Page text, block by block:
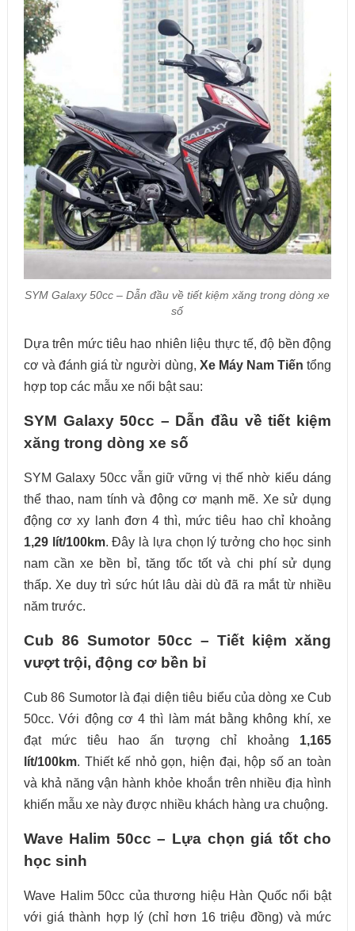
SYM Galaxy 50cc – Dẫn đầu về tiết kiệm xăng trong dòng xe
số
Dựa trên mức tiêu hao nhiên liệu thực tế, độ bền động
cơ và đánh giá từ người dùng, Xe Máy Nam Tiến tổng
hợp top các mẫu xe nổi bật sau:
SYM Galaxy 50cc – Dẫn đầu về tiết kiệm
xăng trong dòng xe số
SYM Galaxy 50cc vẫn giữ vững vị thế nhờ kiểu dáng
thể thao, nam tính và động cơ mạnh mẽ. Xe sử dụng
động cơ xy lanh đơn 4 thì, mức tiêu hao chỉ khoảng
1,29 lít/100km. Đây là lựa chọn lý tưởng cho học sinh
nam cần xe bền bỉ, tăng tốc tốt và chi phí sử dụng
thấp. Xe duy trì sức hút lâu dài dù đã ra mắt từ nhiều
năm trước.
Cub 86 Sumotor 50cc – Tiết kiệm xăng
vượt trội, động cơ bền bỉ
Cub 86 Sumotor là đại diện tiêu biểu của dòng xe Cub
50cc. Với động cơ 4 thì làm mát bằng không khí, xe
đạt mức tiêu hao ấn tượng chỉ khoảng 1,165
lít/100km. Thiết kế nhỏ gọn, hiện đại, hộp số an toàn
và khả năng vận hành khỏe khoắn trên nhiều địa hình
khiến mẫu xe này được nhiều khách hàng ưa chuộng.
Wave Halim 50cc – Lựa chọn giá tốt cho
học sinh
Wave Halim 50cc của thương hiệu Hàn Quốc nổi bật
với giá thành hợp lý (chỉ hơn 16 triệu đồng) và mức